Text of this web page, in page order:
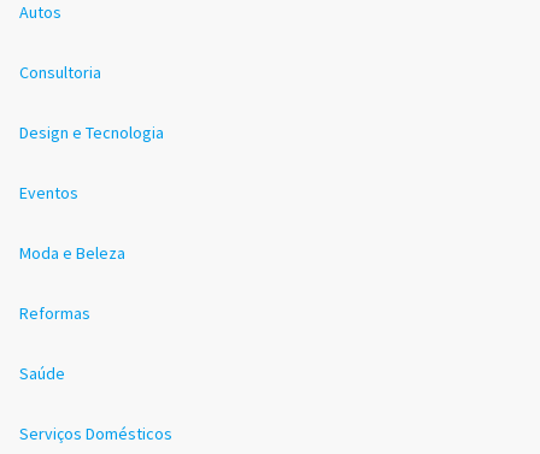
Autos
Consultoria
Design e Tecnologia
Eventos
Moda e Beleza
Reformas
Saúde
Serviços Domésticos